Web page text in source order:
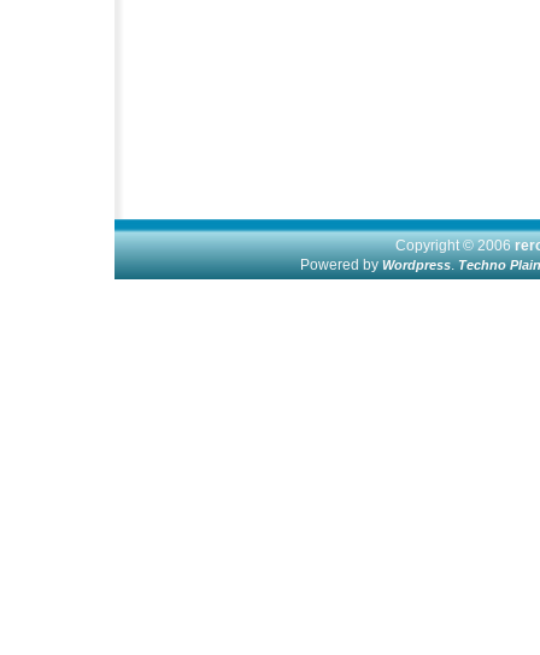
Copyright © 2006
Powered byWordpress.Techno Plain